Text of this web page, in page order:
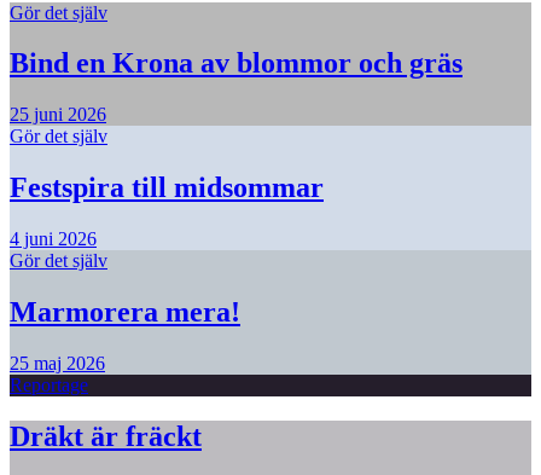
Gör det själv
Bind en Krona av blommor och gräs
25 juni 2026
Gör det själv
Festspira till midsommar
4 juni 2026
Gör det själv
Marmorera mera!
25 maj 2026
Reportage
Dräkt är fräckt